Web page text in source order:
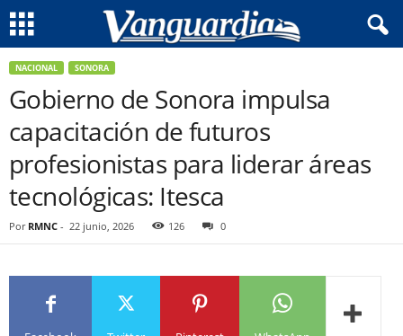
NACIONAL SONORA
Gobierno de Sonora impulsa
capacitación de futuros
profesionistas para liderar áreas
tecnológicas: Itesca
Por RMNC - 22 junio, 2026 126 0